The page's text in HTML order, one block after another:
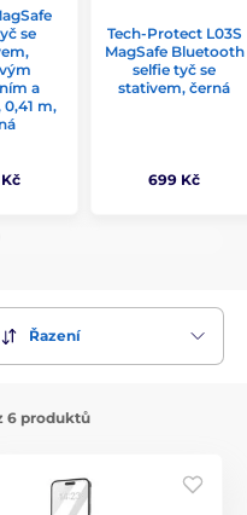
se
a
m,
Tech-Protect L03S
MagSafe Bluetooth
selfie tyč se
stativem, černá
699 Kč
Řazení
6 produktů